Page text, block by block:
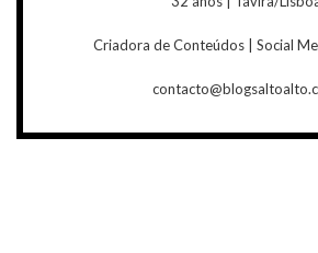
Criadora de Conteúdos | Social